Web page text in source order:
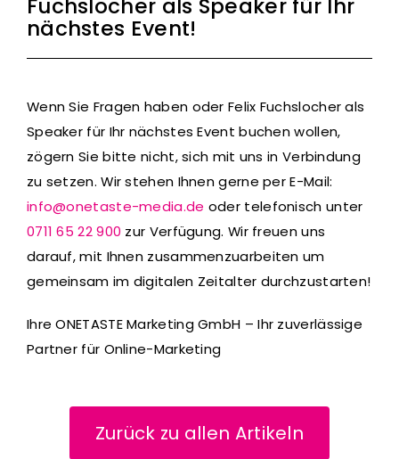
Fuchslocher als Speaker für Ihr
nächstes Event!
Wenn Sie Fragen haben oder Felix Fuchslocher als
Speaker für Ihr nächstes Event buchen wollen,
zögern Sie bitte nicht, sich mit uns in Verbindung
zu setzen. Wir stehen Ihnen gerne per E-Mail:
info@onetaste-media.de oder telefonisch unter
0711 65 22 900 zur Verfügung. Wir freuen uns
darauf, mit Ihnen zusammenzuarbeiten um
gemeinsam im digitalen Zeitalter durchzustarten!
Ihre ONETASTE Marketing GmbH – Ihr zuverlässige
Partner für Online-Marketing
Zurück zu allen Artikeln